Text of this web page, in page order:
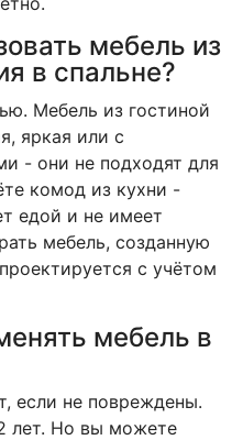
мебель из
в спальне?
Мебель из гостиной
яркая или с
- они не подходят для
комод из кухни -
едой и не имеет
мебель, созданную
с учётом
мебель в
если не повреждены.
лет. Но вы можете